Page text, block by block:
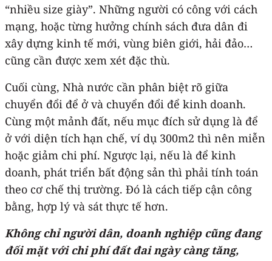
“nhiều size giày”. Những người có công với cách
mạng, hoặc từng hưởng chính sách đưa dân đi
xây dựng kinh tế mới, vùng biên giới, hải đảo…
cũng cần được xem xét đặc thù.
Cuối cùng, Nhà nước cần phân biệt rõ giữa
chuyển đổi để ở và chuyển đổi để kinh doanh.
Cùng một mảnh đất, nếu mục đích sử dụng là để
ở với diện tích hạn chế, ví dụ 300m2 thì nên miễn
hoặc giảm chi phí. Ngược lại, nếu là để kinh
doanh, phát triển bất động sản thì phải tính toán
theo cơ chế thị trường. Đó là cách tiếp cận công
bằng, hợp lý và sát thực tế hơn.
Không chỉ người dân, doanh nghiệp cũng đang
đối mặt với chi phí đất đai ngày càng tăng,